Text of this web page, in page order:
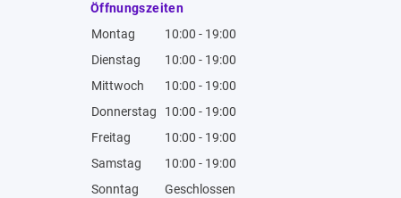
Öffnungszeiten
Montag
10:00 - 19:00
Dienstag
10:00 - 19:00
Mittwoch
10:00 - 19:00
Donnerstag
10:00 - 19:00
Freitag
10:00 - 19:00
Samstag
10:00 - 19:00
Sonntag
Geschlossen